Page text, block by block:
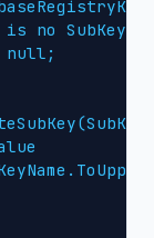
no SubKey,